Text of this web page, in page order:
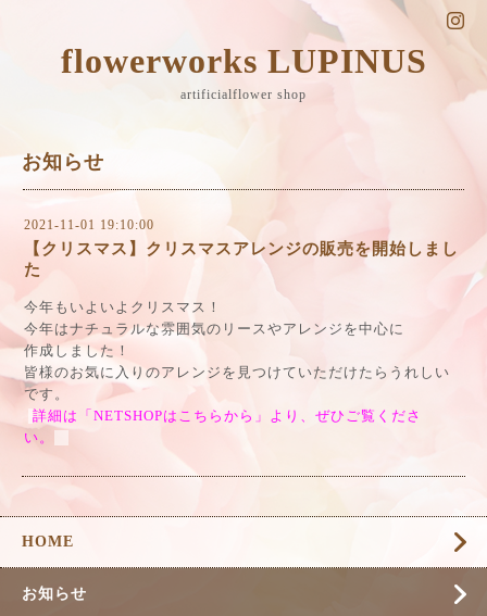
flowerworks LUPINUS
artificialflower shop
お知らせ
2021-11-01 19:10:00
【クリスマス】クリスマスアレンジの販売を開始しまし
た
今年もいよいよクリスマス！
今年はナチュラルな雰囲気のリースやアレンジを中心に
作成しました！
皆様のお気に入りのアレンジを見つけていただけたらうれしい
です。
詳細は「NETSHOPはこちらから」より、ぜひご覧くださ
い。
HOME
お知らせ